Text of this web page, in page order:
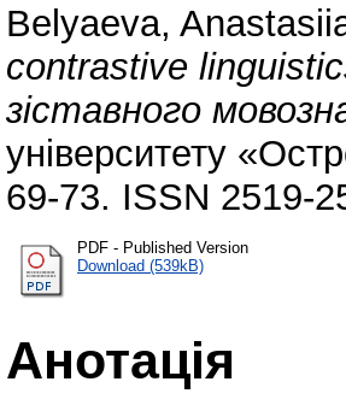
Belyaeva,
contrastive
зіставного
університету
69-73. ISSN 2519-
PDF - Published Version
Download (539kB)
Анотація